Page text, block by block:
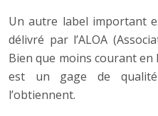
Un autre label important
délivré par l’ALOA
Bien que moins courant
est un gage de
l’obtiennent.